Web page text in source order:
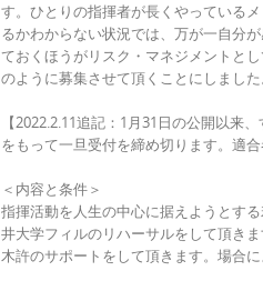
す。ひとりの指揮者が長くやっている
るかわからない状況では、万が一自分
ておくほうがリスク・マネジメントと
のように募集させて頂くことにしました
【2022.2.11追記：1月31日の公開以来
をもって一旦受付を締め切ります。適
＜内容と条件＞
指揮活動を人生の中心に据えようとす
井大学フィルのリハーサルをして頂き
木許のサポートをして頂きます。場合